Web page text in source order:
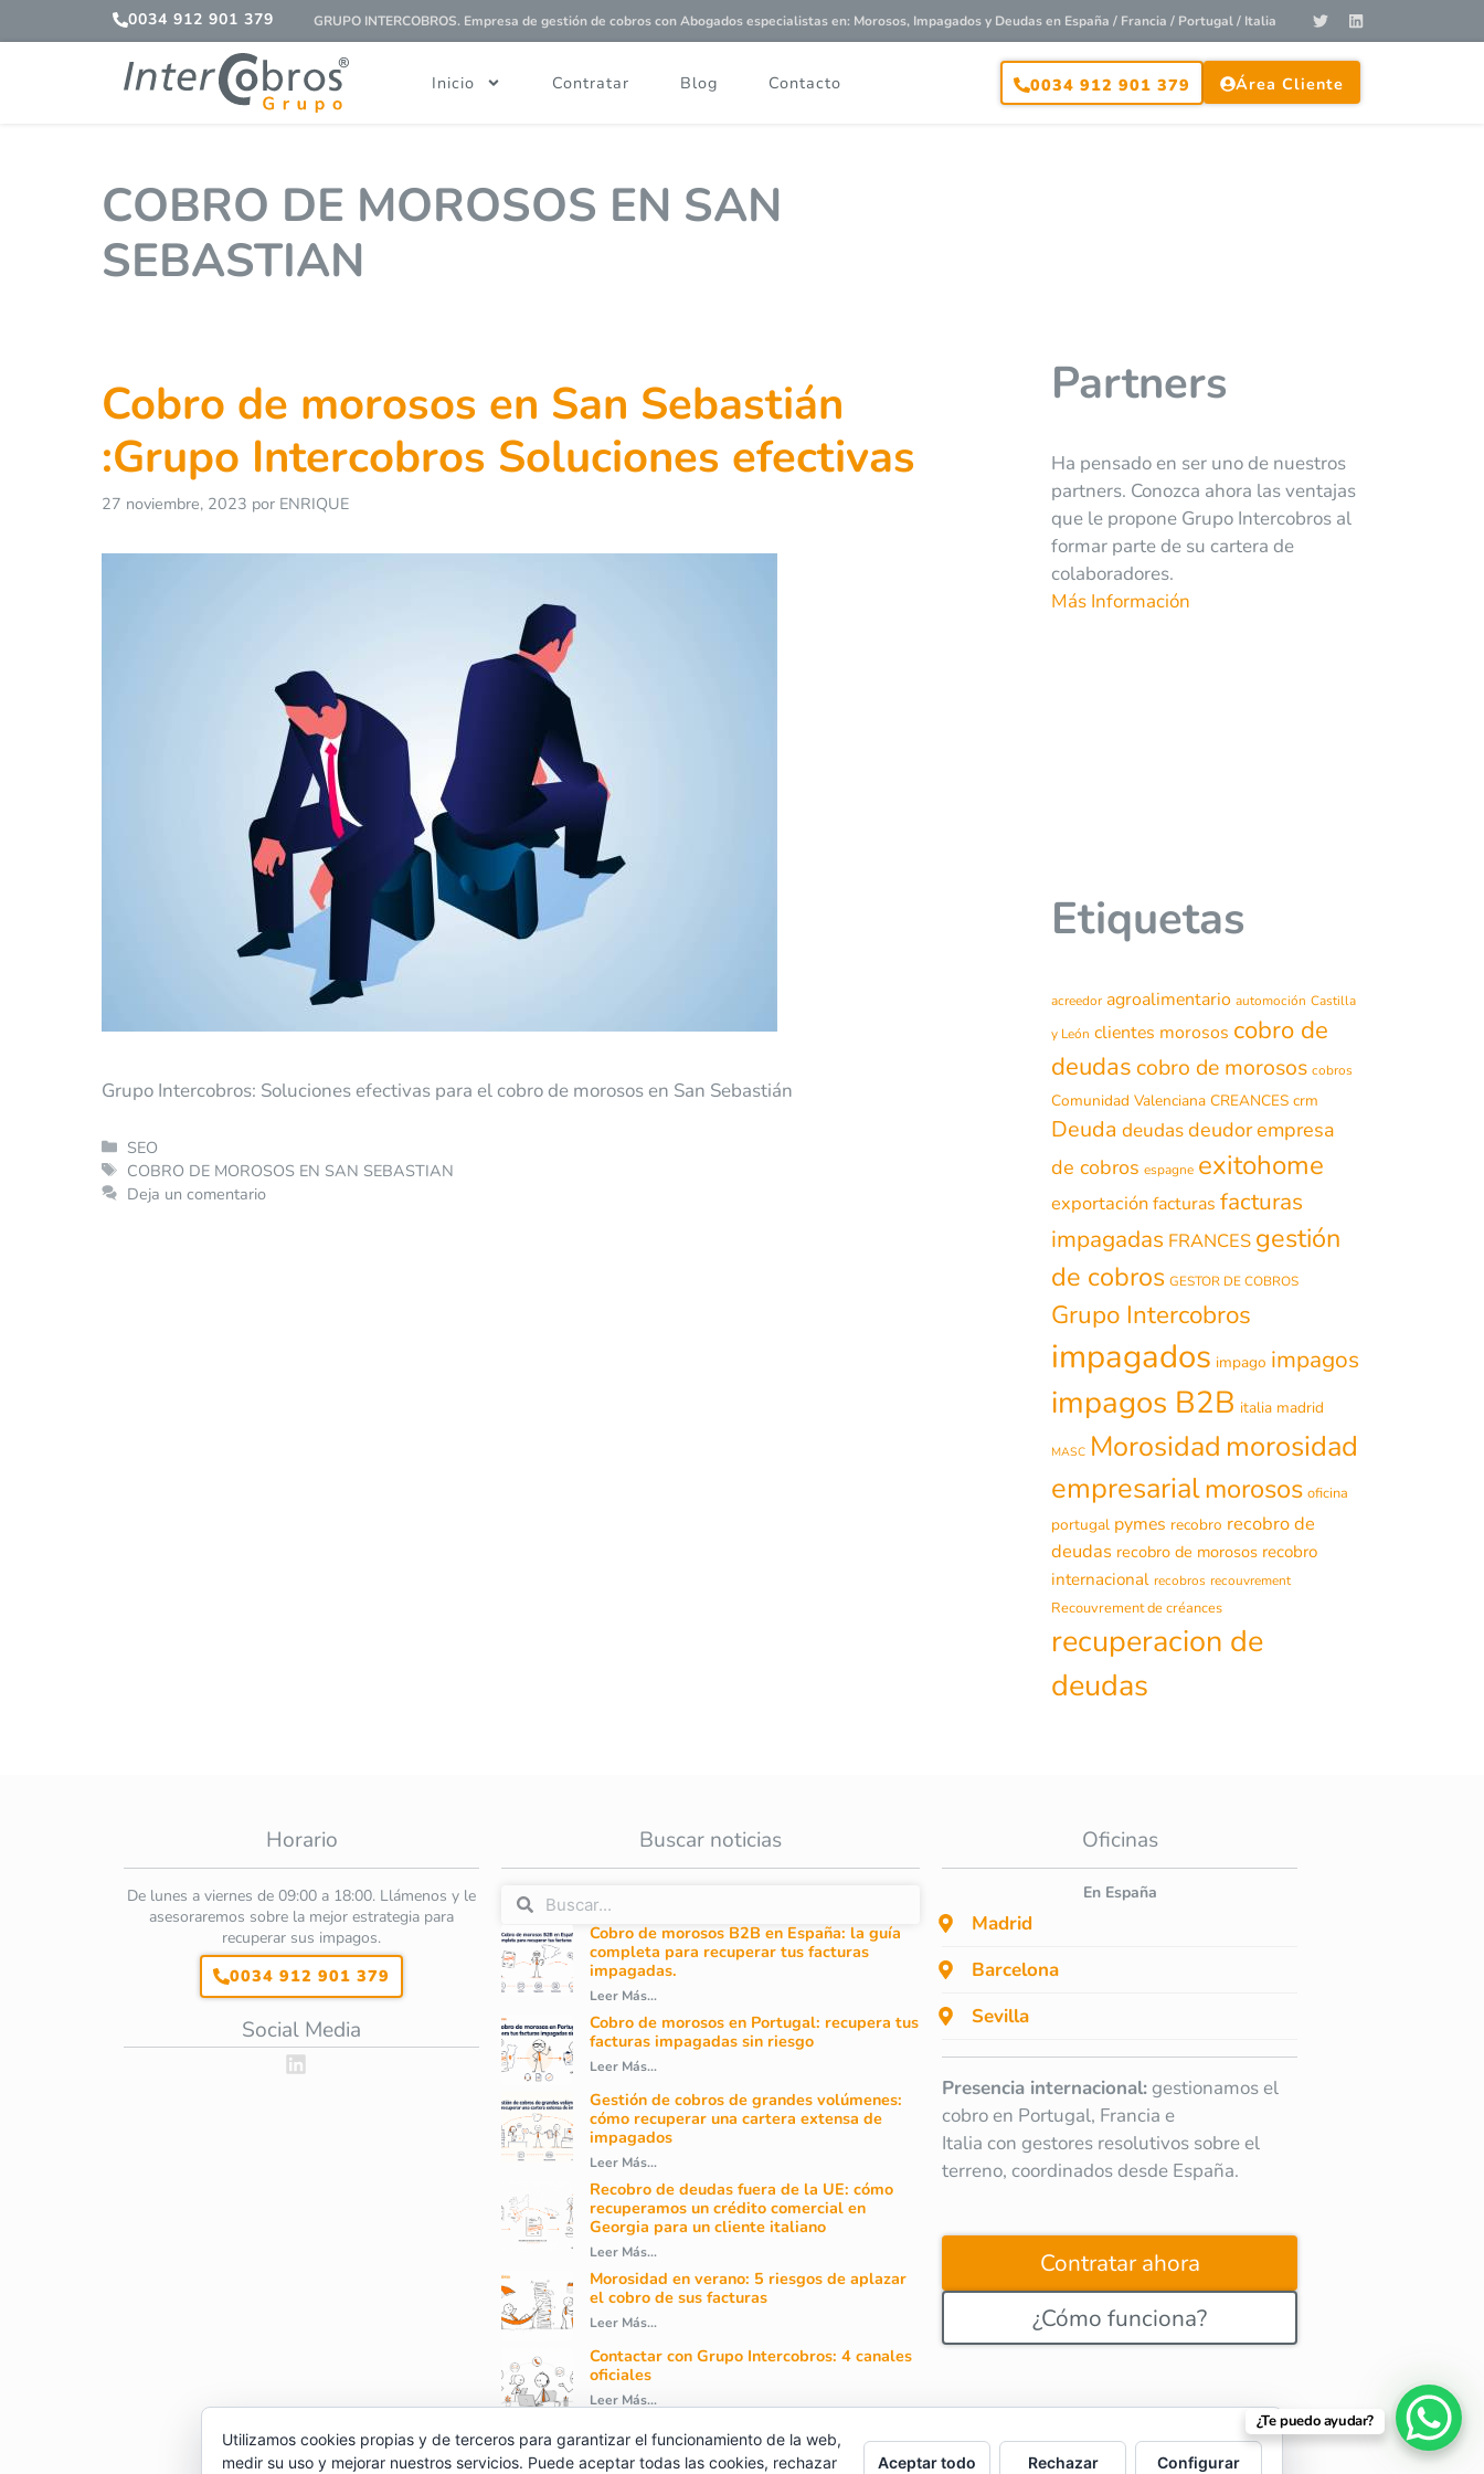
0034 912 901 379 GRUPO INTERCOBROS. Empresa de gestión de cobros conAbogados especialistasen: Morosos, Impagados y Deudas en España / Francia / Portugal / Italia
Inicio Contratar Blog Contacto 0034 912 901 379 Área Cliente
COBRO DE MOROSOS EN SAN
SEBASTIAN
Cobro de morosos en San Sebastián
:Grupo Intercobros Soluciones efectivas
27 noviembre, 2023 por ENRIQUE
Grupo Intercobros: Soluciones efectivas para el cobro de morosos en San Sebastián
SEO
COBRO DE MOROSOS EN SAN SEBASTIAN
Deja un comentario
Partners
Ha pensado en ser uno de nuestros
partners. Conozca ahora las ventajas
que le propone Grupo Intercobros al
formar parte de su cartera de
colaboradores.
Más Información
Etiquetas
acreedor agroalimentario automoción Castilla
y León clientes morosos cobro de
deudas cobro de morosos cobros
Comunidad Valenciana CREANCES crm
Deuda deudasdeudorempresa
de cobros espagne exitohome
exportaciónfacturas facturas
impagadas FRANCES gestión
de cobros GESTOR DE COBROS
Grupo Intercobros
impagados impago impagos
impagos B2B italia madrid
MASC Morosidad morosidad
empresarialmorosos oficina
portugal pymes recobro recobro de
deudas recobro de morosos recobro
internacional recobros recouvrement
Recouvrement de créances
recuperacion de
deudas
Horario
De lunes a viernes de 09:00 a 18:00. Llámenos y le
asesoraremos sobre la mejor estrategia para
recuperar sus impagos.
0034 912 901 379
Social Media
Buscar noticias
Cobro de morosos B2B en España: la guía
completa para recuperar tus facturas
impagadas.
Leer Más...
Cobro de morosos en Portugal: recupera tus
facturas impagadas sin riesgo
Leer Más...
Gestión de cobros de grandes volúmenes:
cómo recuperar una cartera extensa de
impagados
Leer Más...
Recobro de deudas fuera de la UE: cómo
recuperamos un crédito comercial en
Georgia para un cliente italiano
Leer Más...
Morosidad en verano: 5 riesgos de aplazar
el cobro de sus facturas
Leer Más...
Contactar con Grupo Intercobros: 4 canales
oficiales
Leer Más...
Oficinas
En España
Madrid
Barcelona
Sevilla
Presencia internacional: gestionamos el
cobro en Portugal, Francia e
Italia con gestores resolutivos sobre el
terreno, coordinados desde España.
Contratar ahora
¿Cómo funciona?
¿Te puedo ayudar?
Utilizamos cookies propias y de terceros para garantizar el funcionamiento de la web,
medir su uso y mejorar nuestros servicios. Puede aceptar todas las cookies, rechazar
Aceptar todo Rechazar Configurar